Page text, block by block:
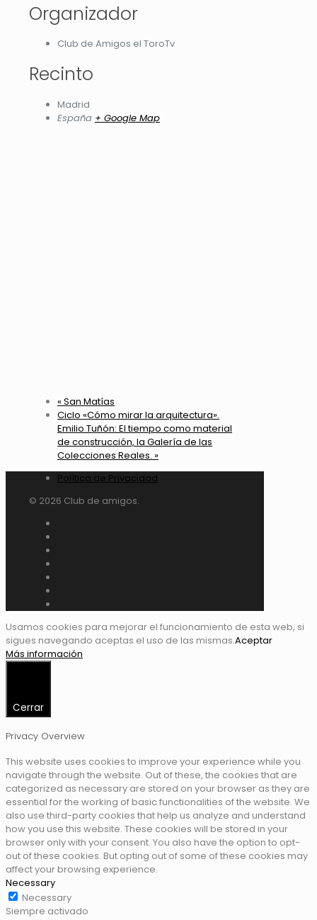
Organizador
Club de Amigos el ToroTv
Recinto
Madrid
España + Google Map
« San Matías
Ciclo «Cómo mirar la arquitectura».
Emilio Tuñón: El tiempo como material
de construcción, la Galería de las
Colecciones Reales. »
Política de Privacidad
© 2026 Club de amigos.
Usamos cookies para mejorar el funcionamiento de esta web, si
sigues navegando aceptas el uso de las mismas.Aceptar
Más información
Cerrar
Privacy Overview
This website uses cookies to improve your experience while you
navigate through the website. Out of these, the cookies that are
categorized as necessary are stored on your browser as they are
essential for the working of basic functionalities of the website. We
also use third-party cookies that help us analyze and understand
how you use this website. These cookies will be stored in your
browser only with your consent. You also have the option to opt-
out of these cookies. But opting out of some of these cookies may
affect your browsing experience.
Necessary
Necessary
Siempre activado